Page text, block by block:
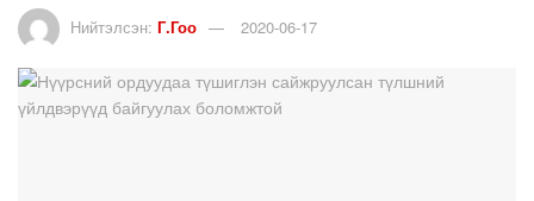
Нийтэлсэн: Г.Гоо 2020-06-17